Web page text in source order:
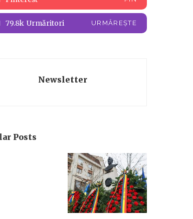
79.8k Urmăritori URMĂREȘTE
Newsletter
Posts